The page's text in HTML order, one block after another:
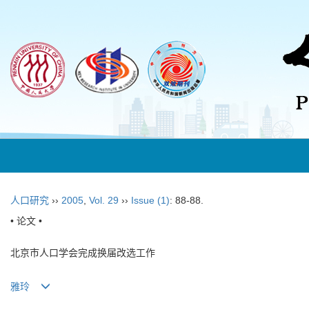
人口研究 ›› 2005 Vol. 29 ›› Issue (1): 88-88.
• 论文 •
北京市人口学会完成换届改选工作
雅玲